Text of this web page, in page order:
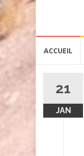
ACCUEIL
21
JAN